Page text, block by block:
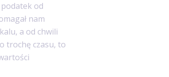
podatek od
nam
a od chwili
trochę czasu, to